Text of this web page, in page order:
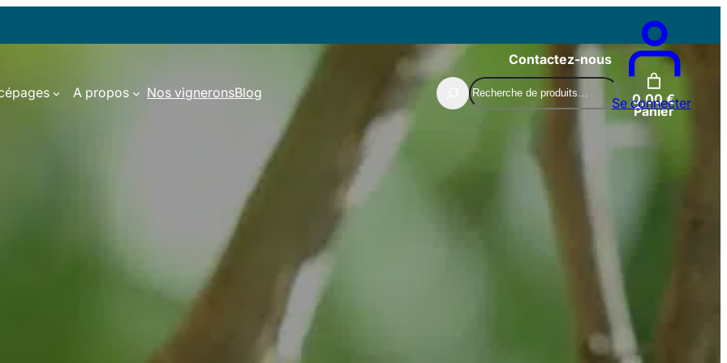
Contactez-nous
Se connecter
A propos Nos vigneronsBlog
Recherche
0,00 €
Panier